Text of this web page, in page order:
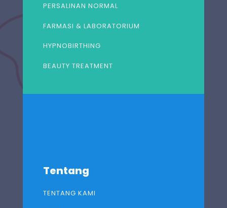
PERSALINAN NORMAL
FARMASI & LABORATORIUM
HYPNOBIRTHING
BEAUTY TREATMENT
Tentang
TENTANG KAMI